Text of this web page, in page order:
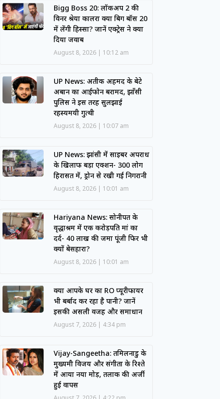
Bigg Boss 20: लॉकअप 2 की
विनर श्रेया कालरा क्या बिग बॉस 20
में लेंगी हिस्सा? जानें एक्ट्रेस ने क्या
दिया जवाब
August 8, 2026 10:12 am
UP News: अतीक अहमद के बेटे
अबान का आईफोन बरामद, झाँसी
पुलिस ने इस तरह सुलझाई
रहस्यमयी गुत्थी
August 8, 2026 10:07 am
UP News: झांसी में साइबर अपराध
के खिलाफ बड़ा एक्शन- 300 लोग
हिरासत में, ड्रोन से रखी गई निगरानी
August 8, 2026 10:01 am
Hariyana News: सोनीपत के
वृद्धाश्रम में एक करोड़पति मां का
दर्द- 40 लाख की जमा पूंजी फिर भी
क्यों बेसहारा?
August 8, 2026 10:01 am
क्या आपके घर का RO प्यूरीफायर
भी बर्बाद कर रहा है पानी? जानें
इसकी असली वजह और समाधान
August 7, 2026 4:34 pm
Vijay-Sangeetha: तमिलनाडु के
मुख्यमंत्री विजय और संगीता के रिश्ते
में आया नया मोड़, तलाक की अर्जी
हुई वापस